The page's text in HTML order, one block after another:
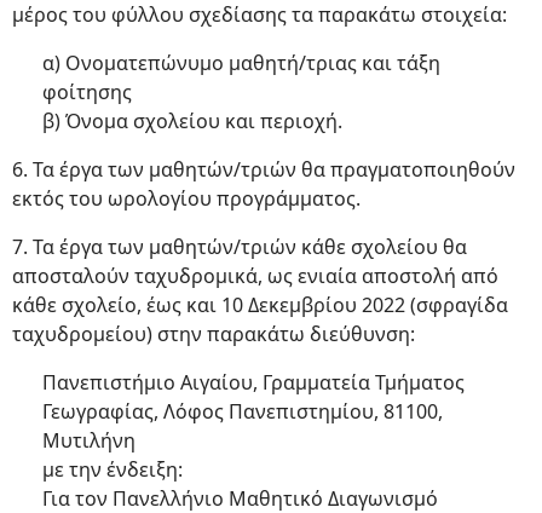
μέρος του φύλλου σχεδίασης τα παρακάτω στοιχεία:
α) Ονοματεπώνυμο μαθητή/τριας και τάξη
φοίτησης
β) Όνομα σχολείου και περιοχή.
6. Τα έργα των μαθητών/τριών θα πραγματοποιηθούν
εκτός του ωρολογίου προγράμματος.
7. Τα έργα των μαθητών/τριών κάθε σχολείου θα
αποσταλούν ταχυδρομικά, ως ενιαία αποστολή από
κάθε σχολείο, έως και 10 Δεκεμβρίου 2022 (σφραγίδα
ταχυδρομείου) στην παρακάτω διεύθυνση:
Πανεπιστήμιο Αιγαίου, Γραμματεία Τμήματος
Γεωγραφίας, Λόφος Πανεπιστημίου, 81100,
Μυτιλήνη
με την ένδειξη:
Για τον Πανελλήνιο Μαθητικό Διαγωνισμό